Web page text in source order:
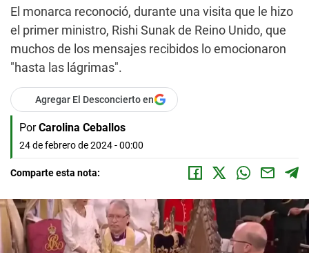
El monarca reconoció, durante una visita que le hizo
el primer ministro, Rishi Sunak de Reino Unido, que
muchos de los mensajes recibidos lo emocionaron
"hasta las lágrimas".
Agregar El Desconcierto en
Por Carolina Ceballos
24 de febrero de 2024 - 00:00
Comparte esta nota: